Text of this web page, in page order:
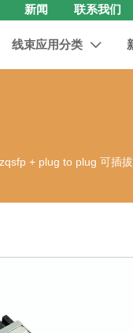
新闻 联系我们
线束应用分类 
+ plug to plug 可插